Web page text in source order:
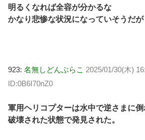
明るくなれば全容が分かるな
かなり悲惨な状況になっていそうだが
923: 名無しどんぶらこ 2025/01/30(木)
ID:0B6I70nZ0
軍用ヘリコプターは水中で逆さまに
破壊された状態で発見された。